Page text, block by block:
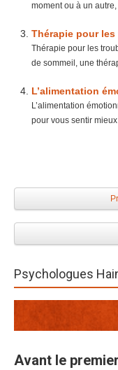
moment ou à un autre,
Thérapie pour
Thérapie pour les
de sommeil, une
L’alimentation
L’alimentation
pour vous sentir
Psychologues
Avant le